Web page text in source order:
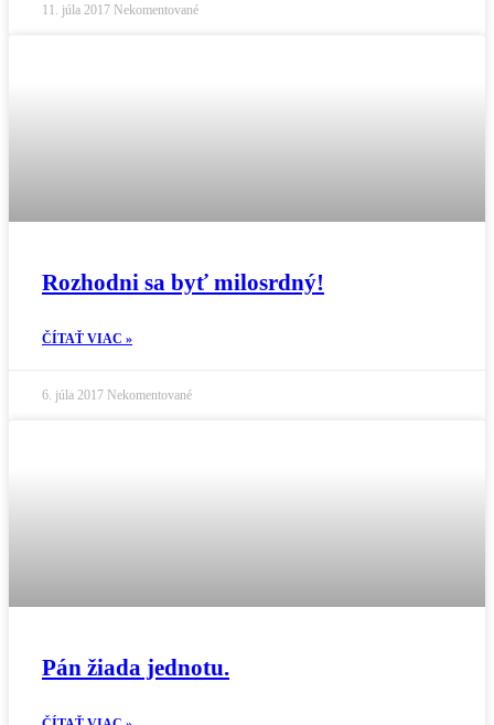
11. júla 2017 Nekomentované
Rozhodni sa byť milosrdný!
ČÍTAŤ VIAC »
6. júla 2017 Nekomentované
Pán žiada jednotu.